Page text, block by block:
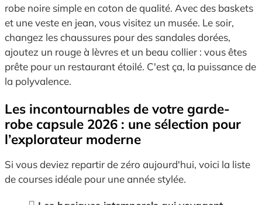
robe noire simple en coton de qualité. Avec des baskets
et une veste en jean, vous visitez un musée. Le soir,
changez les chaussures pour des sandales dorées,
ajoutez un rouge à lèvres et un beau collier : vous êtes
prête pour un restaurant étoilé. C'est ça, la puissance de
la polyvalence.
Les incontournables de votre garde-
robe capsule 2026 : une sélection pour
l’explorateur moderne
Si vous deviez repartir de zéro aujourd'hui, voici la liste
de courses idéale pour une année stylée.